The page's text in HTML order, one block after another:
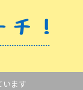
います